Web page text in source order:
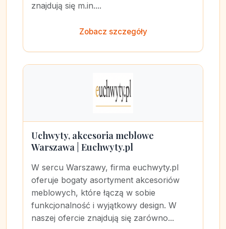
znajdują się m.in....
Zobacz szczegóły
Uchwyty, akcesoria meblowe
Warszawa | Euchwyty.pl
W sercu Warszawy, firma euchwyty.pl
oferuje bogaty asortyment akcesoriów
meblowych, które łączą w sobie
funkcjonalność i wyjątkowy design. W
naszej ofercie znajdują się zarówno...